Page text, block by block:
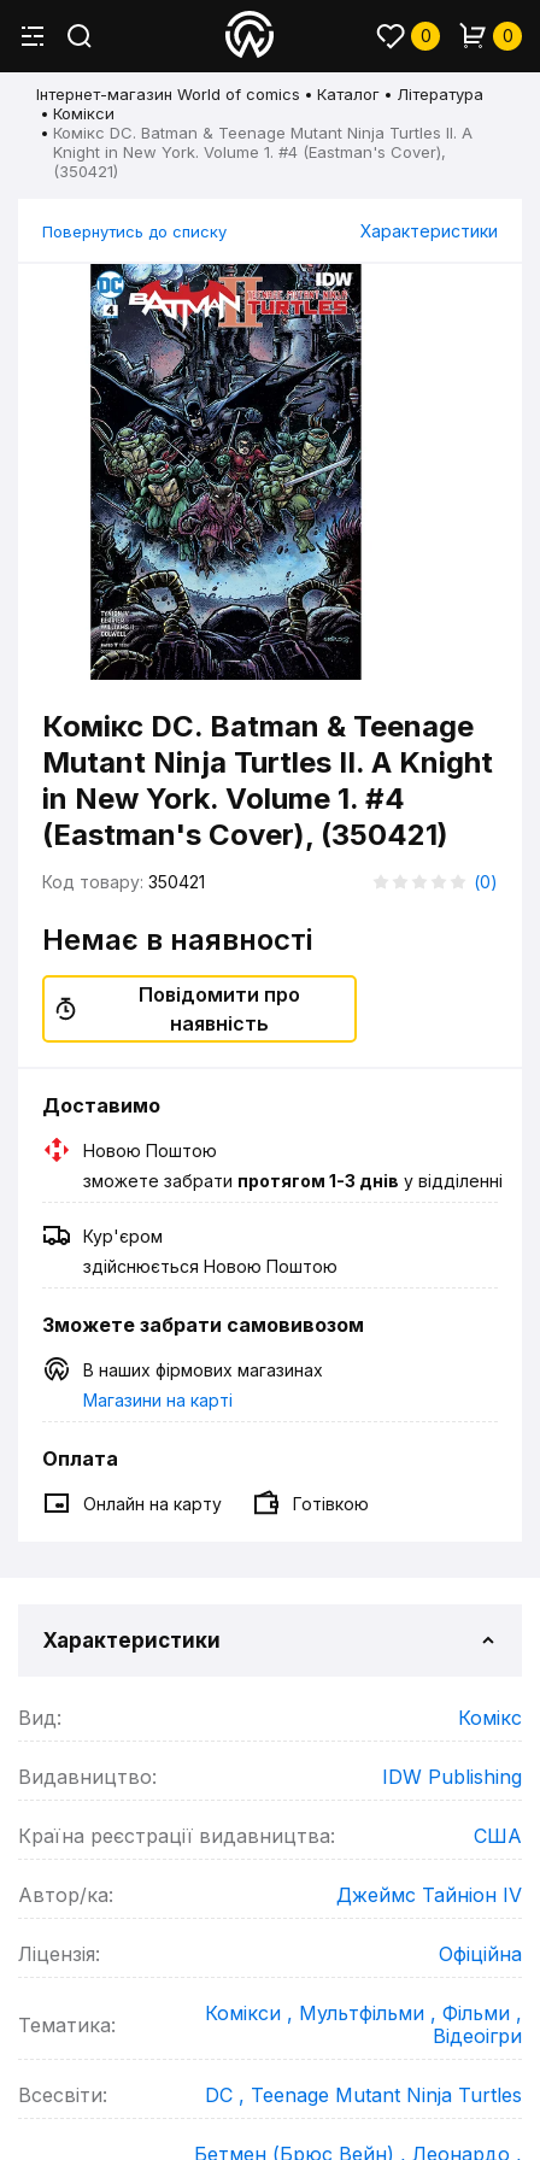
0 0
Інтернет-магазин World of comics Каталог
Література
Комікси
Комікс DC. Batman & Teenage Mutant Ninja Turtles II. A
Knight in New York. Volume 1. #4 (Eastman's Cover),
(350421)
Повернутись до списку Характеристики
Комікс DC. Batman & Teenage
Mutant Ninja Turtles II. A Knight
in New York. Volume 1. #4
(Eastman's Cover), (350421)
Код товару: 350421 (0)
Немає в наявності
Повідомити про
наявність
Доставимо
Новою Поштою
зможете забрати протягом 1-3 днів у відділенні
Кур'єром
здійснюється Новою Поштою
Зможете забрати самовивозом
В наших фірмових магазинах
Магазини на карті
Оплата
Онлайн на карту Готівкою
Характеристики
Вид: Комікс
Видавництво: IDW Publishing
Країна реєстрації видавництва: США
Автор/ка: Джеймс Тайніон IV
Ліцензія: Офіційна
Тематика: Комікси , Мультфільми , Фільми ,
Відеоігри
Всесвіти: DC , Teenage Mutant Ninja Turtles
Бетмен (Брюс Вейн) , Леонардо ,